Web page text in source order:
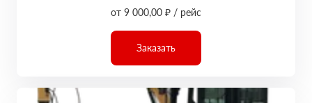
от 9 000,00 ₽ / рейс
Заказать